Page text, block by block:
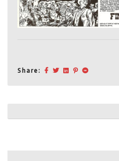
Share:
Post